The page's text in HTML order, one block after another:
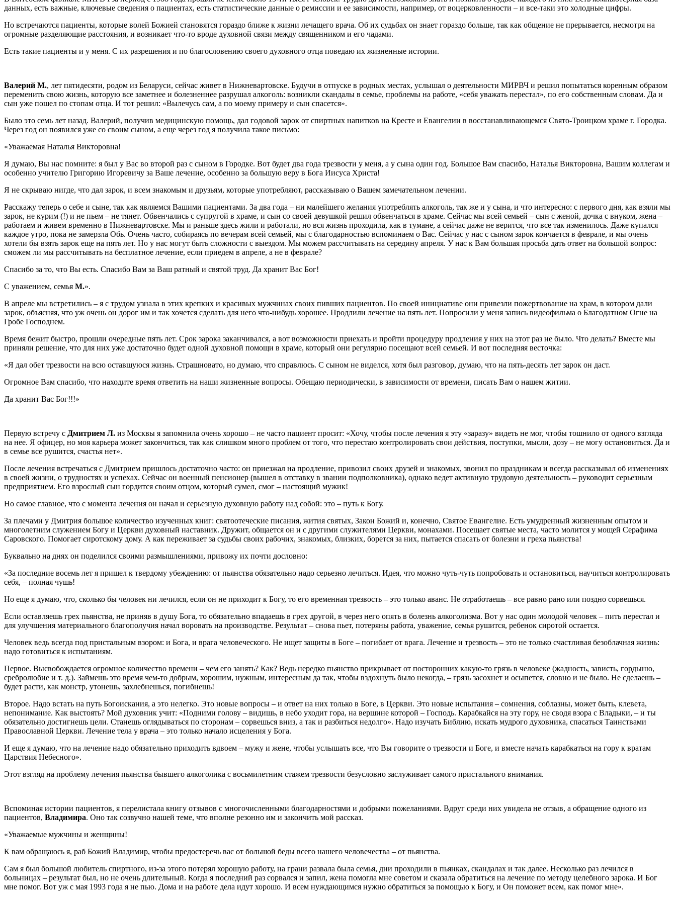
данных, есть важные, ключевые сведения о пациентах, есть статистические данные о ремиссии и ее зависимости, например, от воцерковленности – и все-таки это холодные цифры.
Но встречаются пациенты, которые волей Божией становятся гораздо ближе к жизни лечащего врача. Об их судьбах он знает гораздо больше, так как общение не прерывается, несмотря на
огромные разделяющие расстояния, и возникает что-то вроде духовной связи между священником и его чадами.
Есть такие пациенты и у меня. С их разрешения и по благословению своего духовного отца поведаю их жизненные истории.
Валерий М., лет пятидесяти, родом из Беларуси, сейчас живет в Нижневартовске. Будучи в отпуске в родных местах, услышал о деятельности МИРВЧ и решил попытаться коренным образом
переменить свою жизнь, которую все заметнее и болезненнее разрушал алкоголь: возникли скандалы в семье, проблемы на работе, «себя уважать перестал», по его собственным словам. Да и
сын уже пошел по стопам отца. И тот решил: «Вылечусь сам, а по моему примеру и сын спасется».
Было это семь лет назад. Валерий, получив медицинскую помощь, дал годовой зарок от спиртных напитков на Кресте и Евангелии в восстанавливающемся Свято-Троицком храме г. Городка.
Через год он появился уже со своим сыном, а еще через год я получила такое письмо:
«Уважаемая Наталья Викторовна!
Я думаю, Вы нас помните: я был у Вас во второй раз с сыном в Городке. Вот будет два года трезвости у меня, а у сына один год. Большое Вам спасибо, Наталья Викторовна, Вашим коллегам и
особенно учителю Григорию Игоревичу за Ваше лечение, особенно за большую веру в Бога Иисуса Христа!
Я не скрываю нигде, что дал зарок, и всем знакомым и друзьям, которые употребляют, рассказываю о Вашем замечательном лечении.
Расскажу теперь о себе и сыне, так как являемся Вашими пациентами. За два года – ни малейшего желания употреблять алкоголь, так же и у сына, и что интересно: с первого дня, как взяли мы
зарок, не курим (!) и не пьем – не тянет. Обвенчались с супругой в храме, и сын со своей девушкой решил обвенчаться в храме. Сейчас мы всей семьей – сын с женой, дочка с внуком, жена –
работаем и живем временно в Нижневартовске. Мы и раньше здесь жили и работали, но вся жизнь проходила, как в тумане, а сейчас даже не верится, что все так изменилось. Даже купался
каждое утро, пока не замерзла Обь. Очень часто, собираясь по вечерам всей семьей, мы с благодарностью вспоминаем о Вас. Сейчас у нас с сыном зарок кончается в феврале, и мы очень
хотели бы взять зарок еще на пять лет. Но у нас могут быть сложности с выездом. Мы можем рассчитывать на середину апреля. У нас к Вам большая просьба дать ответ на большой вопрос:
сможем ли мы рассчитывать на бесплатное лечение, если приедем в апреле, а не в феврале?
Спасибо за то, что Вы есть. Спасибо Вам за Ваш ратный и святой труд. Да хранит Вас Бог!
С уважением, семья М.».
В апреле мы встретились – я с трудом узнала в этих крепких и красивых мужчинах своих пивших пациентов. По своей инициативе они привезли пожертвование на храм, в котором дали
зарок, объясняя, что уж очень он дорог им и так хочется сделать для него что-нибудь хорошее. Продлили лечение на пять лет. Попросили у меня запись видеофильма о Благодатном Огне на
Гробе Господнем.
Время бежит быстро, прошли очередные пять лет. Срок зарока заканчивался, а вот возможности приехать и пройти процедуру продления у них на этот раз не было. Что делать? Вместе мы
приняли решение, что для них уже достаточно будет одной духовной помощи в храме, который они регулярно посещают всей семьей. И вот последняя весточка:
«Я дал обет трезвости на всю оставшуюся жизнь. Страшновато, но думаю, что справлюсь. С сыном не виделся, хотя был разговор, думаю, что на пять-десять лет зарок он даст.
Огромное Вам спасибо, что находите время ответить на наши жизненные вопросы. Обещаю периодически, в зависимости от времени, писать Вам о нашем житии.
Да хранит Вас Бог!!!»
Первую встречу с Дмитрием Л. из Москвы я запомнила очень хорошо – не часто пациент просит: «Хочу, чтобы после лечения я эту «заразу» видеть не мог, чтобы тошнило от одного взгляда
на нее. Я офицер, но моя карьера может закончиться, так как слишком много проблем от того, что перестаю контролировать свои действия, поступки, мысли, дозу – не могу остановиться. Да и
в семье все рушится, счастья нет».
После лечения встречаться с Дмитрием пришлось достаточно часто: он приезжал на продление, привозил своих друзей и знакомых, звонил по праздникам и всегда рассказывал об изменениях
в своей жизни, о трудностях и успехах. Сейчас он военный пенсионер (вышел в отставку в звании подполковника), однако ведет активную трудовую деятельность – руководит серьезным
предприятием. Его взрослый сын гордится своим отцом, который сумел, смог – настоящий мужик!
Но самое главное, что с момента лечения он начал и серьезную духовную работу над собой: это – путь к Богу.
За плечами у Дмитрия большое количество изученных книг: святоотеческие писания, жития святых, Закон Божий и, конечно, Святое Евангелие. Есть умудренный жизненным опытом и
многолетним служением Богу и Церкви духовный наставник. Дружит, общается он и с другими служителями Церкви, монахами. Посещает святые места, часто молится у мощей Серафима
Саровского. Помогает сиротскому дому. А как переживает за судьбы своих рабочих, знакомых, близких, борется за них, пытается спасать от болезни и греха пьянства!
Буквально на днях он поделился своими размышлениями, привожу их почти дословно:
«За последние восемь лет я пришел к твердому убеждению: от пьянства обязательно надо серьезно лечиться. Идея, что можно чуть-чуть попробовать и остановиться, научиться контролировать
себя, – полная чушь!
Но еще я думаю, что, сколько бы человек ни лечился, если он не приходит к Богу, то его временная трезвость – это только аванс. Не отработаешь – все равно рано или поздно сорвешься.
Если оставляешь грех пьянства, не приняв в душу Бога, то обязательно впадаешь в грех другой, в через него опять в болезнь алкоголизма. Вот у нас один молодой человек – пить перестал и
для улучшения материального благополучия начал воровать на производстве. Результат – снова пьет, потеряны работа, уважение, семья рушится, ребенок сиротой остается.
Человек ведь всегда под пристальным взором: и Бога, и врага человеческого. Не ищет защиты в Боге – погибает от врага. Лечение и трезвость – это не только счастливая безоблачная жизнь:
надо готовиться к испытаниям.
Первое. Высвобождается огромное количество времени – чем его занять? Как? Ведь нередко пьянство прикрывает от посторонних какую-то грязь в человеке (жадность, зависть, гордыню,
сребролюбие и т. д.). Займешь это время чем-то добрым, хорошим, нужным, интересным да так, чтобы вздохнуть было некогда, – грязь засохнет и осыпется, словно и не было. Не сделаешь –
будет расти, как монстр, утонешь, захлебнешься, погибнешь!
Второе. Надо встать на путь Богоискания, а это нелегко. Это новые вопросы – и ответ на них только в Боге, в Церкви. Это новые испытания – сомнения, соблазны, может быть, клевета,
непонимание. Как выстоять? Мой духовник учит: «Подними голову – видишь, в небо уходит гора, на вершине которой – Господь. Карабкайся на эту гору, не сводя взора с Владыки, – и ты
обязательно достигнешь цели. Станешь оглядываться по сторонам – сорвешься вниз, а так и разбиться недолго». Надо изучать Библию, искать мудрого духовника, спасаться Таинствами
Православной Церкви. Лечение тела у врача – это только начало исцеления у Бога.
И еще я думаю, что на лечение надо обязательно приходить вдвоем – мужу и жене, чтобы услышать все, что Вы говорите о трезвости и Боге, и вместе начать карабкаться на гору к вратам
Царствия Небесного».
Этот взгляд на проблему лечения пьянства бывшего алкоголика с восьмилетним стажем трезвости безусловно заслуживает самого пристального внимания.
Вспоминая истории пациентов, я перелистала книгу отзывов с многочисленными благодарностями и добрыми пожеланиями. Вдруг среди них увидела не отзыв, а обращение одного из
пациентов, Владимира. Оно так созвучно нашей теме, что вполне резонно им и закончить мой рассказ.
«Уважаемые мужчины и женщины!
К вам обращаюсь я, раб Божий Владимир, чтобы предостеречь вас от большой беды всего нашего человечества – от пьянства.
Сам я был большой любитель спиртного, из-за этого потерял хорошую работу, на грани развала была семья, дни проходили в пьянках, скандалах и так далее. Несколько раз лечился в
больницах – результат был, но не очень длительный. Когда я последний раз сорвался и запил, жена помогла мне советом и сказала обратиться на лечение по методу целебного зарока. И Бог
мне помог. Вот уж с мая 1993 года я не пью. Дома и на работе дела идут хорошо. И всем нуждающимся нужно обратиться за помощью к Богу, и Он поможет всем, как помог мне».